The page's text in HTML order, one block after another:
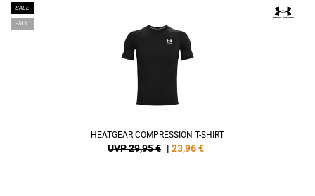
SALE
-20%
HEATGEAR COMPRESSION T-SHIRT
UVP 29,95 € | 23,96€